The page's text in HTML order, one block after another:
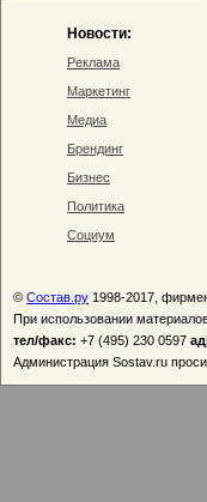
Новости:
Реклама
Маркетинг
Медиа
Брендинг
Бизнес
Политика
Социум
© Состав.ру 1998-2017,
При использовании
тел/факс: +7 (495) 230 0597
Администрация Sostav.ru